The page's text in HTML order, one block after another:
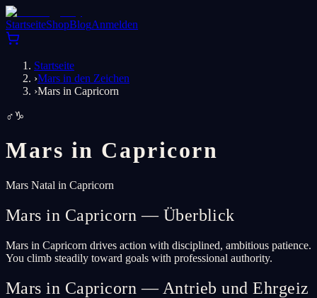
StartseiteShopBlogAnmelden
Startseite
›Mars in den Zeichen
›Mars in Capricorn
♂♑
Mars in Capricorn
Mars Natal in Capricorn
Mars in Capricorn — Überblick
Mars in Capricorn drives action with disciplined, ambitious patience.
You climb steadily toward goals with professional authority.
Mars in Capricorn — Antrieb und Ehrgeiz